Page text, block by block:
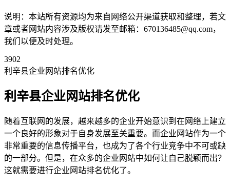
说明：本站所有资源均为来自网络公开渠道获取和整理，若文
章或者网站内容涉及版权请发至邮箱：670136485@qq.com，
我们以便及时处理。
3902
利辛县企业网站排名优化
利辛县企业网站排名优化
随着互联网的发展，越来越多的企业开始意识到在网络上建立
一个良好的形象对于自身发展至关重要。而企业网站作为一个
非常重要的信息传播平台，也成为了各个行业竞争中不可或缺
的一部分。但是，在众多的企业网站中如何让自己脱颖而出？
这就需要进行企业网站排名优化了。